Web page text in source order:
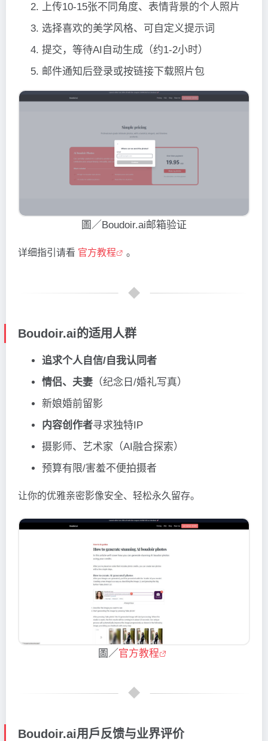
上传10-15张不同角度、表情背景的个人照片
选择喜欢的美学风格、可自定义提示词
提交，等待AI自动生成（约1-2小时）
邮件通知后登录或按链接下载照片包
圖／Boudoir.ai邮箱验证
详细指引请看 官方教程 。
Boudoir.ai的适用人群
追求个人自信/自我认同者
情侣、夫妻 （纪念日/婚礼写真）
新娘婚前留影
内容创作者寻求独特IP
摄影师、艺术家（AI融合探索）
预算有限/害羞不便拍摄者
让你的优雅亲密影像安全、轻松永久留存。
圖／官方教程
Boudoir.ai用戶反馈与业界评价